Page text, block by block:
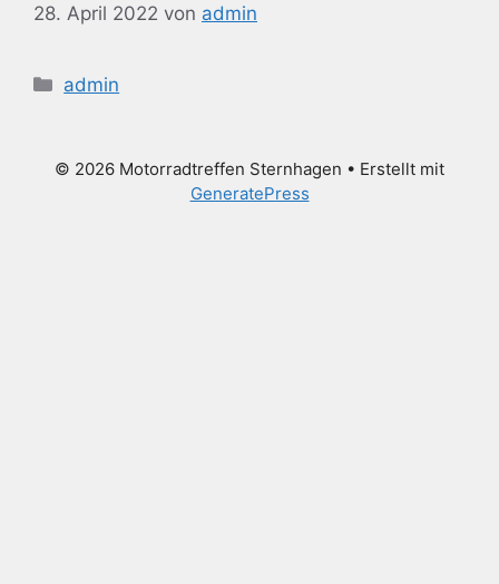
28. April 2022 von admin
Kategorien
admin
© 2026 Motorradtreffen Sternhagen • Erstellt mit
GeneratePress